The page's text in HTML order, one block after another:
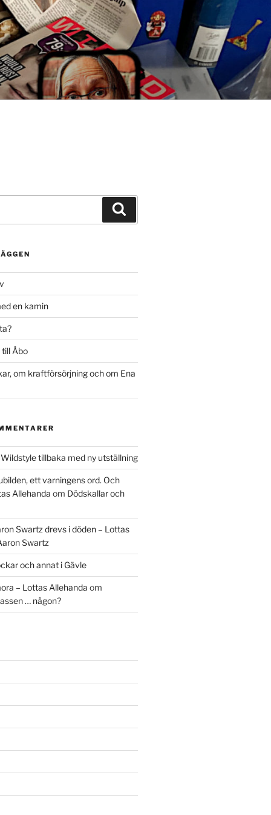
en kamin
Åbo
om kraftförsörjning och om Ena
Wildstyle tillbaka med ny utställning
ett varningens ord. Och
Allehanda om Dödskallar och
Swartz drevs i döden – Lottas
Swartz
och annat i Gävle
– Lottas Allehanda om
… någon?